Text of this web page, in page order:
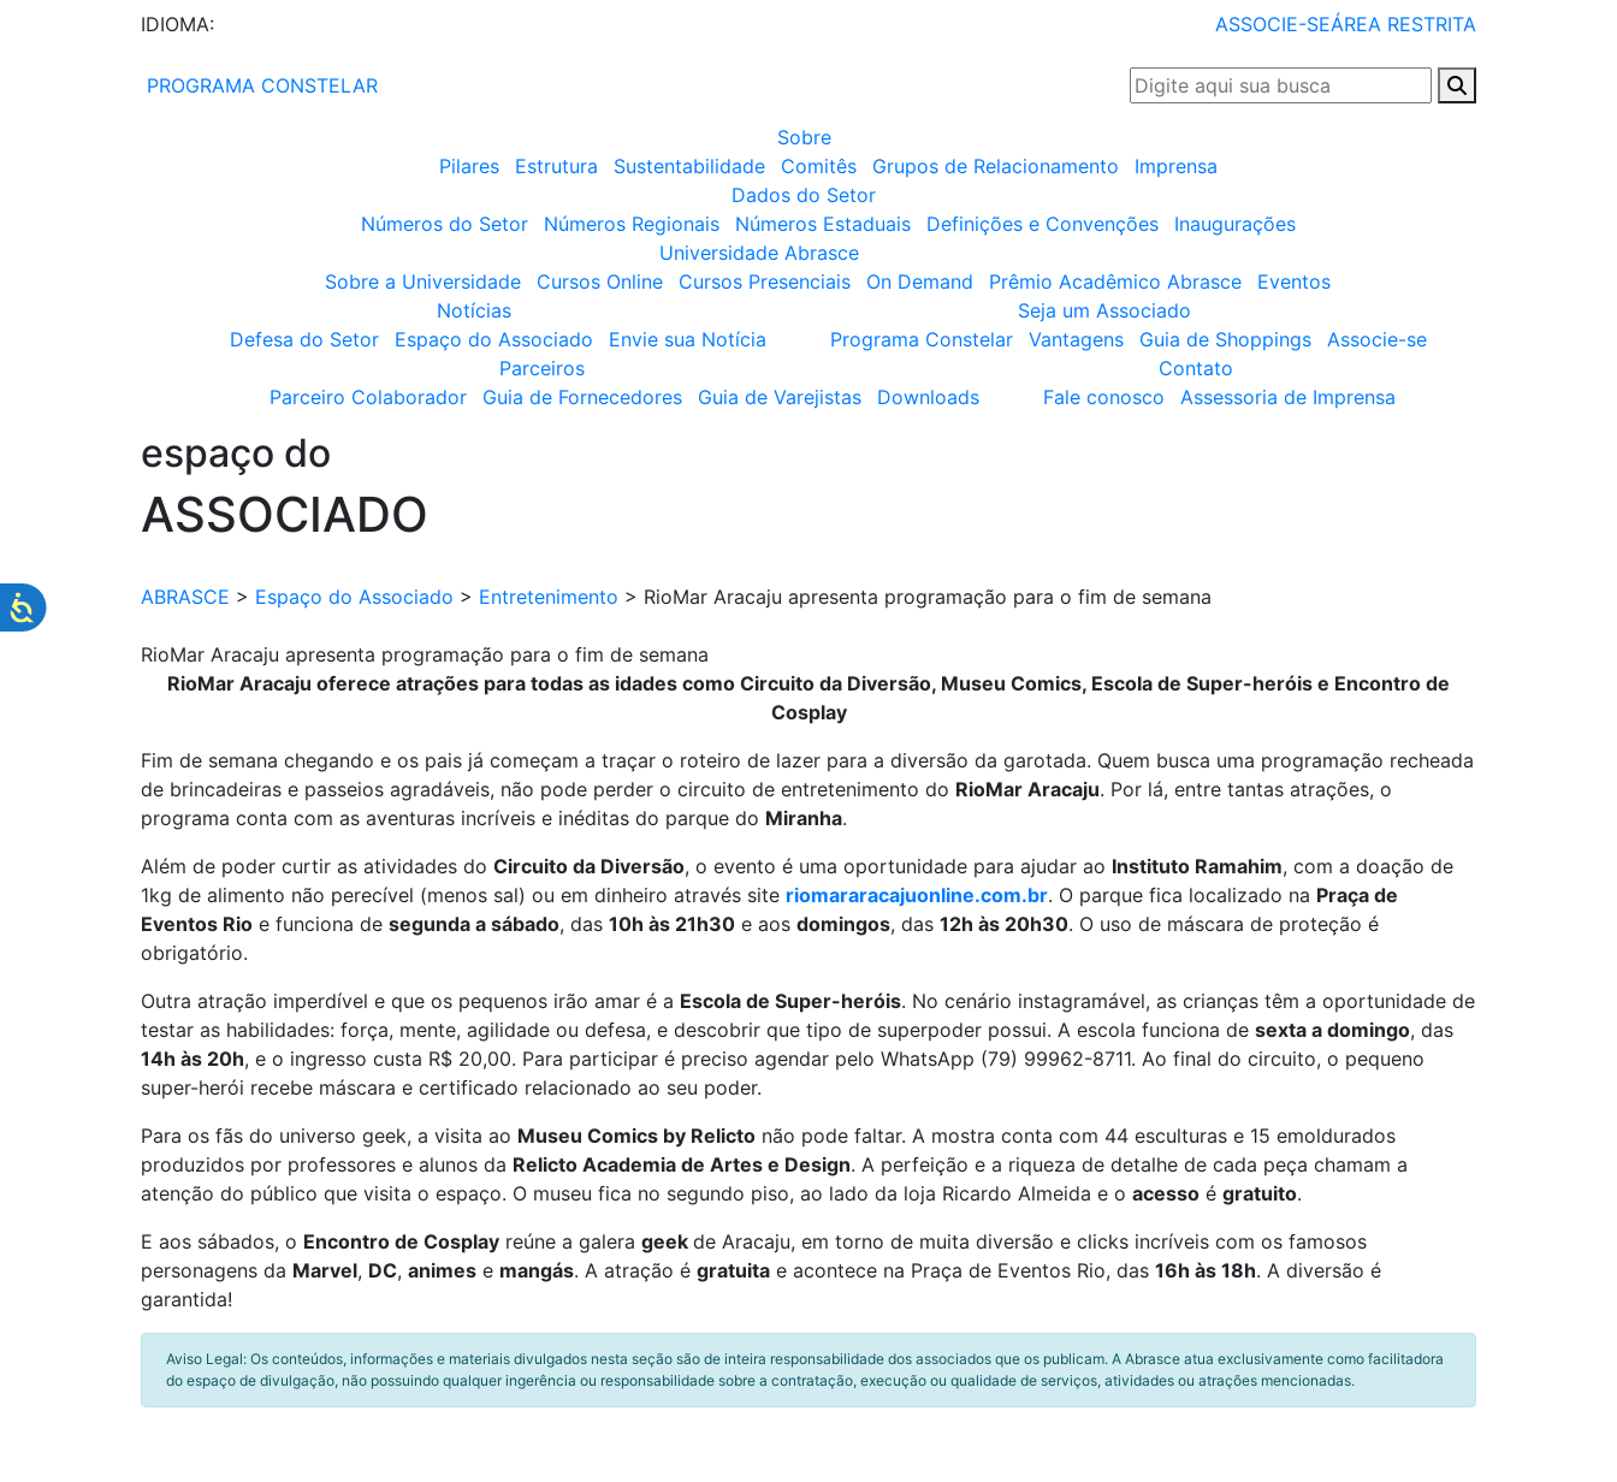
IDIOMA: ASSOCIE-SEÁREA RESTRITA
PROGRAMA CONSTELAR
Sobre
Pilares
Estrutura Sustentabilidade Comitês Grupos de Relacionamento
Imprensa
Dados do Setor
Números do Setor
Números Regionais Números Estaduais Definições e Convenções
Inaugurações
Universidade Abrasce
Sobre a Universidade
Cursos Online Cursos Presenciais On Demand Prêmio Acadêmico Abrasce
Eventos
Notícias
Defesa do Setor
Espaço do Associado Envie sua Notícia
Seja um Associado
Programa Constelar
Vantagens Guia de Shoppings
Associe-se
Parceiros
Parceiro Colaborador
Guia de Fornecedores Guia de Varejistas Downloads
Contato
Fale conosco
Assessoria de Imprensa
espaço do
ASSOCIADO
ABRASCE > Espaço do Associado > Entretenimento > RioMar Aracaju apresenta programação para o fim de semana
RioMar Aracaju apresenta programação para o fim de semana
RioMar Aracaju oferece atrações para todas as idades como Circuito da Diversão, Museu Comics, Escola de Super-heróis e Encontro de
Cosplay
Fim de semana chegando e os pais já começam a traçar o roteiro de lazer para a diversão da garotada. Quem busca uma programação recheada
de brincadeiras e passeios agradáveis, não pode perder o circuito de entretenimento do RioMar Aracaju. Por lá, entre tantas atrações, o
programa conta com as aventuras incríveis e inéditas do parque do Miranha.
Além de poder curtir as atividades do Circuito da Diversão, o evento é uma oportunidade para ajudar ao Instituto Ramahim, com a doação de
1kg de alimento não perecível (menos sal) ou em dinheiro através site riomararacajuonline.com.br. O parque fica localizado na Praça de
Eventos Rio e funciona de segunda a sábado, das 10h às 21h30 e aos domingos, das 12h às 20h30. O uso de máscara de proteção é
obrigatório.
Outra atração imperdível e que os pequenos irão amar é a Escola de Super-heróis. No cenário instagramável, as crianças têm a oportunidade de
testar as habilidades: força, mente, agilidade ou defesa, e descobrir que tipo de superpoder possui. A escola funciona de sexta a domingo, das
14h às 20h, e o ingresso custa R$ 20,00. Para participar é preciso agendar pelo WhatsApp (79) 99962-8711. Ao final do circuito, o pequeno
super-herói recebe máscara e certificado relacionado ao seu poder.
Para os fãs do universo geek, a visita ao Museu Comics by Relicto não pode faltar. A mostra conta com 44 esculturas e 15 emoldurados
produzidos por professores e alunos da Relicto Academia de Artes e Design. A perfeição e a riqueza de detalhe de cada peça chamam a
atenção do público que visita o espaço. O museu fica no segundo piso, ao lado da loja Ricardo Almeida e o acesso é gratuito.
E aos sábados, o Encontro de Cosplay reúne a galera geek de Aracaju, em torno de muita diversão e clicks incríveis com os famosos
personagens da Marvel, DC, animes e mangás. A atração é gratuita e acontece na Praça de Eventos Rio, das 16h às 18h. A diversão é
garantida!
Aviso Legal: Os conteúdos, informações e materiais divulgados nesta seção são de inteira responsabilidade dos associados que os publicam. A Abrasce atua exclusivamente como facilitadora
do espaço de divulgação, não possuindo qualquer ingerência ou responsabilidade sobre a contratação, execução ou qualidade de serviços, atividades ou atrações mencionadas.